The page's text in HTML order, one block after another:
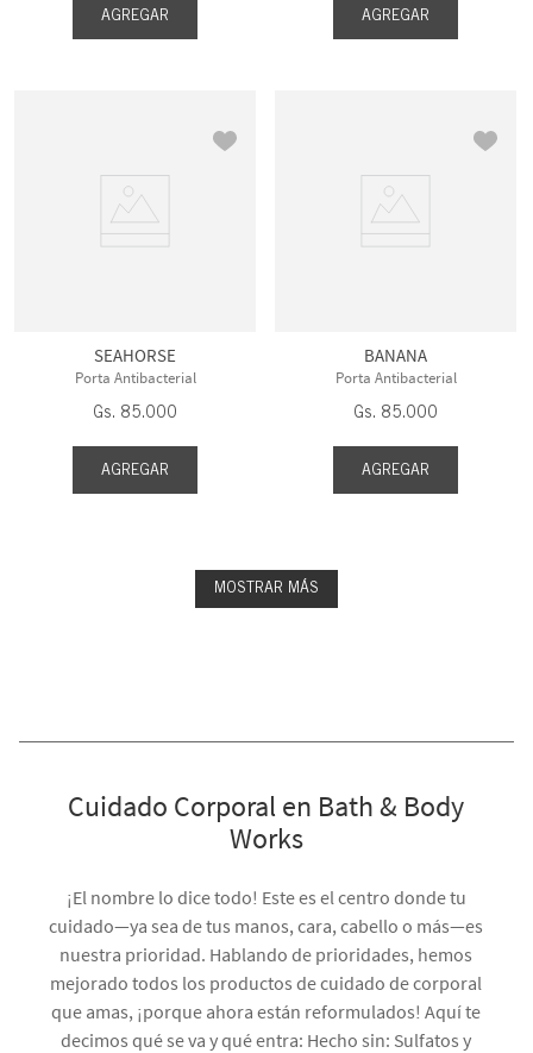
AGREGAR AGREGAR
SEAHORSE
Porta Antibacterial
Gs. 85.000
AGREGAR
BANANA
Porta Antibacterial
Gs. 85.000
AGREGAR
MOSTRAR MÁS
Cuidado Corporal en Bath & Body
Works
¡El nombre lo dice todo! Este es el centro donde tu
cuidado—ya sea de tus manos, cara, cabello o más—es
nuestra prioridad. Hablando de prioridades, hemos
mejorado todos los productos de cuidado de corporal
que amas, ¡porque ahora están reformulados! Aquí te
decimos qué se va y qué entra: Hecho sin: Sulfatos y